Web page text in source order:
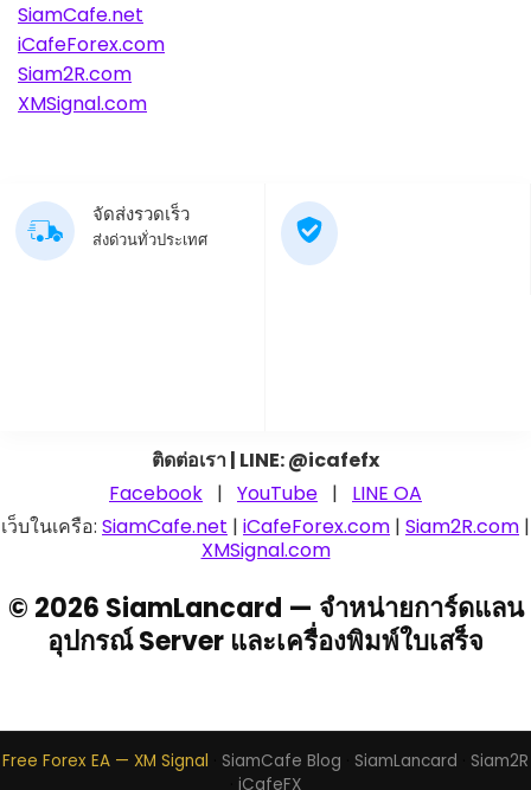
SiamCafe.net
iCafeForex.com
Siam2R.com
XMSignal.com
จัดส่งรวดเร็ว
ส่งด่วนทั่วประเทศ
ติดต่อเรา | LINE: @icafefx
Facebook | YouTube |
LINE OA
เว็บในเครือ: SiamCafe.net | iCafeForex.com | Siam2R.com |
XMSignal.com
© 2026 SiamLancard — จำหน่ายการ์ดแลน
อุปกรณ์ Server และเครื่องพิมพ์ใบเสร็จ
Free Forex EA — XM Signal SiamCafe Blog SiamLancard
Siam2R
iCafeFX